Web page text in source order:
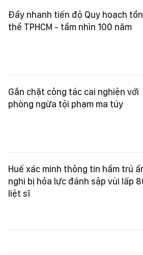
Đẩy nhanh tiến độ Quy hoạch
thể TPHCM - tầm nhìn 100 năm
Gắn chặt công tác cai nghiện với
phòng ngừa tội phạm ma túy
Huế xác minh thông tin hầm trú
nghi bị hỏa lực đánh sập vùi lấp
liệt sĩ